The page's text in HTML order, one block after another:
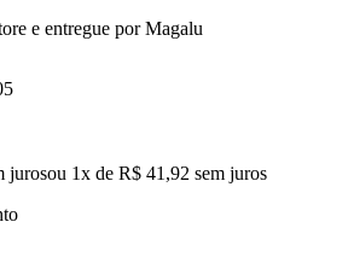
e entregue por Magalu
jurosou 1x de R$ 41,92 sem juros